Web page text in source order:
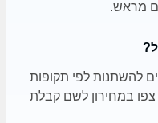
מראש.
להשתנות לפי תקופות
במחירון לשם קבלת